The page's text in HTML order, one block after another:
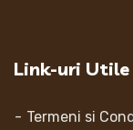
Link-uri Utile
Termeni si